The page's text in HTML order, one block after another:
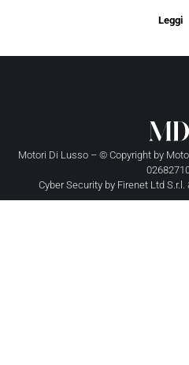
Leggi
Motori Di Lusso – © Copyright by
Cyber Security by Firenet Ltd S.r.l.